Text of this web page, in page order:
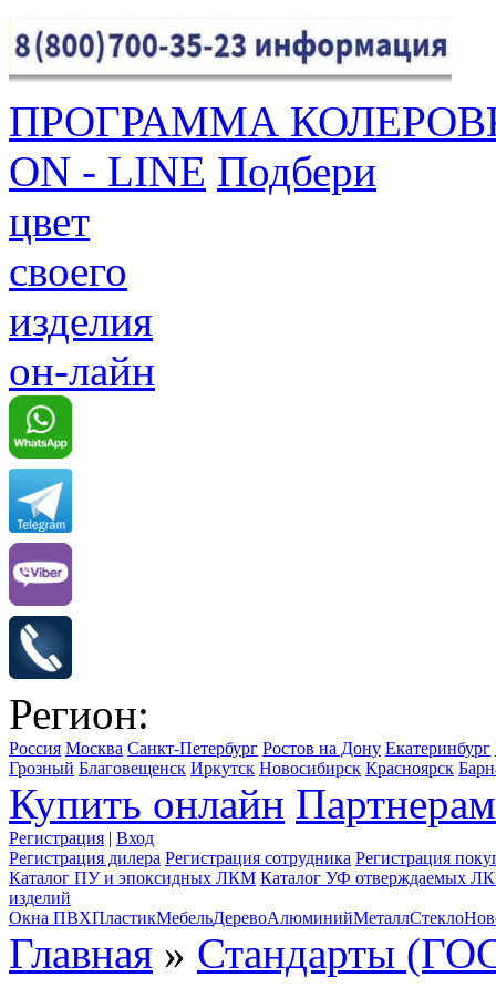
ПРОГРАММА
ON - LINE Подбери
цвет
своего
изделия
он-лайн
Регион:
Россия Москва Санкт-Петербург Ростов на Дону Екатеринбург
Грозный Благовещенск Иркутск Новосибирск Красноярск
Купить онлайн Партнерам
Регистрация | Вход
Регистрация дилера Регистрация сотрудника Регистрация
Каталог ПУ и эпоксидных ЛКМ Каталог УФ отверждаемых
изделий
Окна ПВХПластикМебельДеревоАлюминийМеталлСтекло
Главная » Стандарты